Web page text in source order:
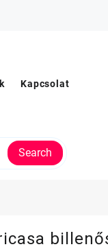
Kapcsolat
Search